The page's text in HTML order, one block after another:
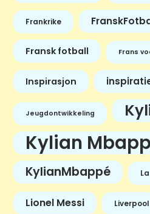
Frankrike
Fransk fotball Frans
Inspirasjon
Jeugdontwikkeling
Kylian
KylianMbappé
Lionel Messi Liverpool